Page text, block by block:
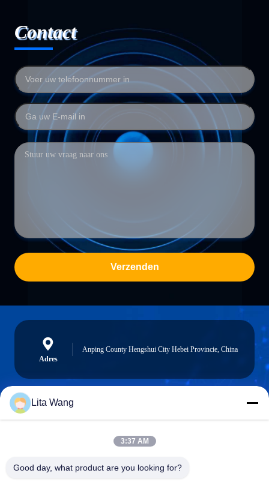
Contact
Verzenden
Adres
Anping County Hengshui City Hebei Provincie, China
Lita Wang
3:37 AM
Good day, what product are you looking for?